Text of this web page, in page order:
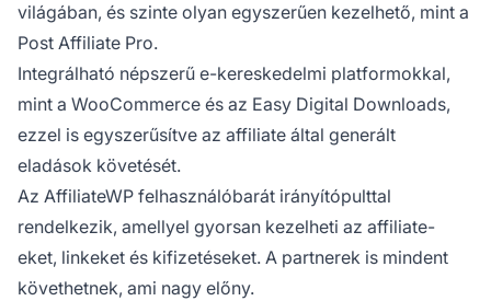
világában, és szinte olyan egyszerűen kezelhető, mint a
Post Affiliate Pro.
Integrálható népszerű e-kereskedelmi platformokkal,
mint a WooCommerce és az Easy Digital Downloads,
ezzel is egyszerűsítve az affiliate által generált
eladások követését.
Az AffiliateWP felhasználóbarát irányítópulttal
rendelkezik, amellyel gyorsan kezelheti az affiliate-
eket, linkeket és kifizetéseket. A partnerek is mindent
követhetnek, ami nagy előny.